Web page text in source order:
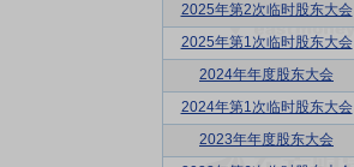
2025年第2次临时股东大会
2025年第1次临时股东大会
2024年年度股东大会
2024年第1次临时股东大会
2023年年度股东大会